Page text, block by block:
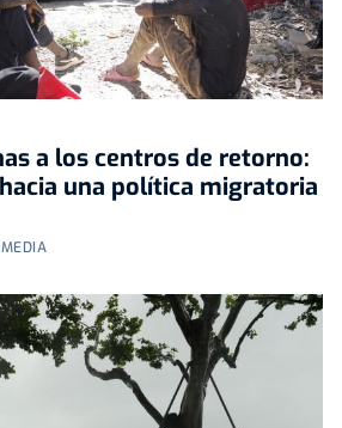
a los centros de retorno:
una política migratoria